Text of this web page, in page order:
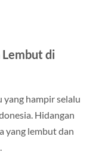
Lembut di
yang hampir selalu
Hidangan
yang lembut dan